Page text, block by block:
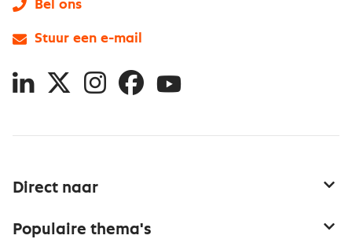
Direct naar
Populaire thema's
Bel ons
Stuur een e-mail
LinkedIn
X InstagramFacebookYouTube